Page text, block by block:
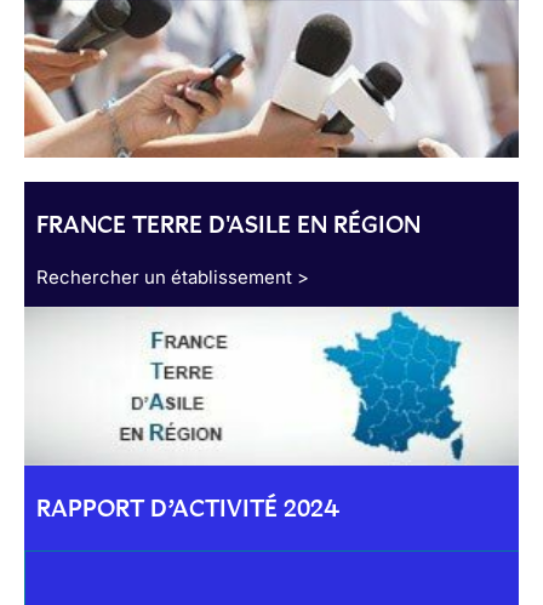
FRANCE TERRE D'ASILE EN RÉGION
Rechercher un établissement >
RAPPORT D’ACTIVITÉ 2024